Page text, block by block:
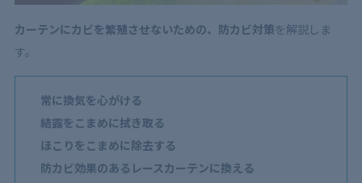
カーテンにカビを繁殖させないための、防カビ対策を解説しま
す。
常に換気を心がける
結露をこまめに拭き取る
ほこりをこまめに除去する
防カビ効果のあるレースカーテンに換える